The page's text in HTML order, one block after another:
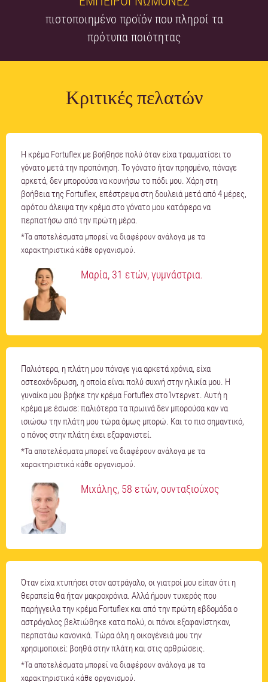
πιστοποιημένο προϊόν που πληροί τα
πρότυπα ποιότητας
Κριτικές πελατών
Η κρέμα Fortuflex με βοήθησε πολύ όταν είχα τραυματίσει το
γόνατο μετά την προπόνηση. Το γόνατο ήταν πρησμένο, πόναγε
αρκετά, δεν μπορούσα να κουνήσω το πόδι μου. Χάρη στη
βοήθεια της Fortuflex, επέστρεψα στη δουλειά μετά από 4 μέρες,
αφότου άλειψα την κρέμα στο γόνατο μου κατάφερα να
περπατήσω από την πρώτη μέρα.
*Τα αποτελέσματα μπορεί να διαφέρουν ανάλογα με τα
χαρακτηριστικά κάθε οργανισμού.
Μαρία, 31 ετών, γυμνάστρια.
Παλιότερα, η πλάτη μου πόναγε για αρκετά χρόνια, είχα
οστεοχόνδρωση, η οποία είναι πολύ συχνή στην ηλικία μου. Η
γυναίκα μου βρήκε την κρέμα Fortuflex στο Ίντερνετ. Αυτή η
κρέμα με έσωσε: παλιότερα τα πρωινά δεν μπορούσα καν να
ισιώσω την πλάτη μου τώρα όμως μπορώ. Και το πιο σημαντικό,
ο πόνος στην πλάτη έχει εξαφανιστεί.
*Τα αποτελέσματα μπορεί να διαφέρουν ανάλογα με τα
χαρακτηριστικά κάθε οργανισμού.
Μιχάλης, 58 ετών, συνταξιούχος
Όταν είχα χτυπήσει στον αστράγαλο, οι γιατροί μου είπαν ότι η
θεραπεία θα ήταν μακροχρόνια. Αλλά ήμουν τυχερός που
παρήγγειλα την κρέμα Fortuflex και από την πρώτη εβδομάδα ο
αστράγαλος βελτιώθηκε κατα πολύ, οι πόνοι εξαφανίστηκαν,
περπατάω κανονικά. Τώρα όλη η οικογένειά μου την
χρησιμοποιεί: βοηθά στην πλάτη και στις αρθρώσεις.
*Τα αποτελέσματα μπορεί να διαφέρουν ανάλογα με τα
χαρακτηριστικά κάθε οργανισμού.